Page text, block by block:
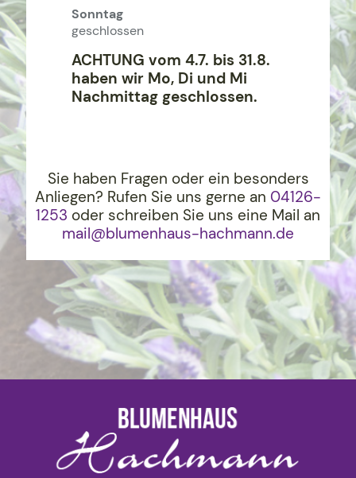
Sonntag
geschlossen
ACHTUNG vom 4.7. bis 31.8.
haben wir Mo, Di und Mi
Nachmittag geschlossen.
Sie haben Fragen oder ein besonders
Anliegen? Rufen Sie uns gerne an 04126-
1253 oder schreiben Sie uns eine Mail an
mail@blumenhaus-hachmann.de